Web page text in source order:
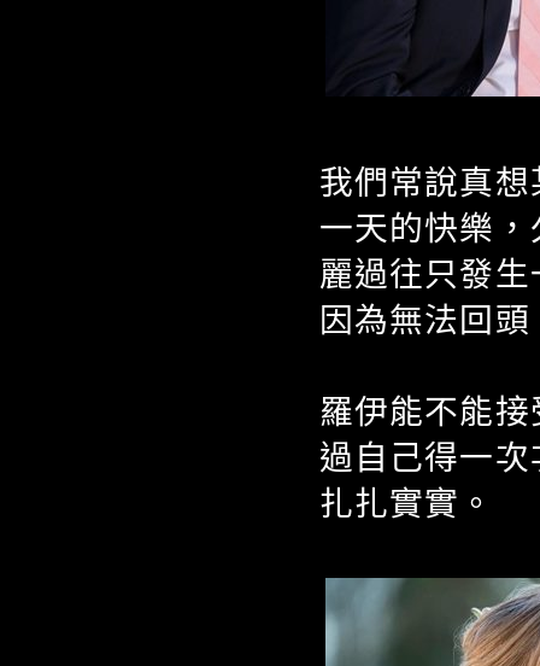
我們常說真
一天的快樂
麗過往只發
因為無法回
羅伊能不能
過自己得一
扎扎實實。